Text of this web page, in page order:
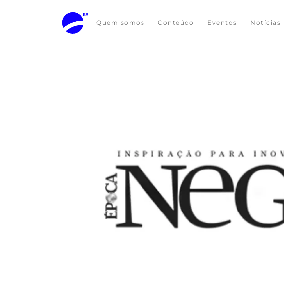
Quem somos Conteúdo Eventos Notícias